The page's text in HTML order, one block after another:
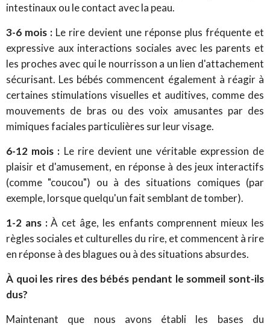
intestinaux ou le contact avec la peau.
3-6 mois : Le rire devient une réponse plus fréquente et
expressive aux interactions sociales avec les parents et
les proches avec qui le nourrisson a un lien d'attachement
sécurisant. Les bébés commencent également à réagir à
certaines stimulations visuelles et auditives, comme des
mouvements de bras ou des voix amusantes par des
mimiques faciales particulières sur leur visage.
6-12 mois : Le rire devient une véritable expression de
plaisir et d'amusement, en réponse à des jeux interactifs
(comme "coucou") ou à des situations comiques (par
exemple, lorsque quelqu'un fait semblant de tomber).
1-2 ans :À cet âge, les enfants comprennent mieux les
règles sociales et culturelles du rire, et commencent à rire
en réponse à des blagues ou à des situations absurdes.
À quoi les rires des bébés pendant le sommeil sont-ils
dus?
Maintenant que nous avons établi les bases du